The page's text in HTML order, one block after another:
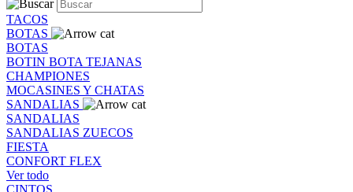
TACOS
BOTAS
BOTAS
BOTIN BOTA TEJANAS
CHAMPIONES
MOCASINES Y CHATAS
SANDALIAS
SANDALIAS
SANDALIAS ZUECOS
FIESTA
CONFORT FLEX
Ver todo
CINTOS